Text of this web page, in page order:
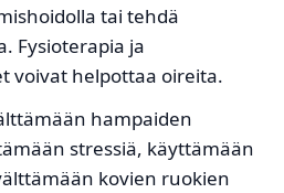
tai tehdä
Fysioterapia ja
voivat helpottaa oireita.
hampaiden
stressiä, käyttämään
kovien ruokien